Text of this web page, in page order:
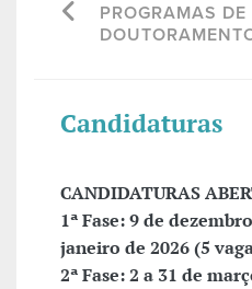
PROGRAMAS DE
Candidaturas
CANDIDATURAS
1ª Fase: 9 de
janeiro de 2026 (5
2ª Fase: 2 a 31 de